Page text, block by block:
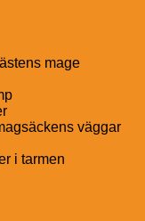
mage
väggar
i tarmen